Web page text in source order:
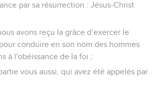
par sa résurrection : Jésus-Christ
avons reçu la grâce d’exercer le
conduire en son nom des hommes
à l'obéissance de la foi ;
vous aussi, qui avez été appelés par